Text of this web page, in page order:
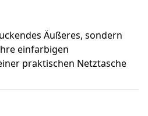
Äußeres, sondern
einfarbigen
praktischen Netztasche